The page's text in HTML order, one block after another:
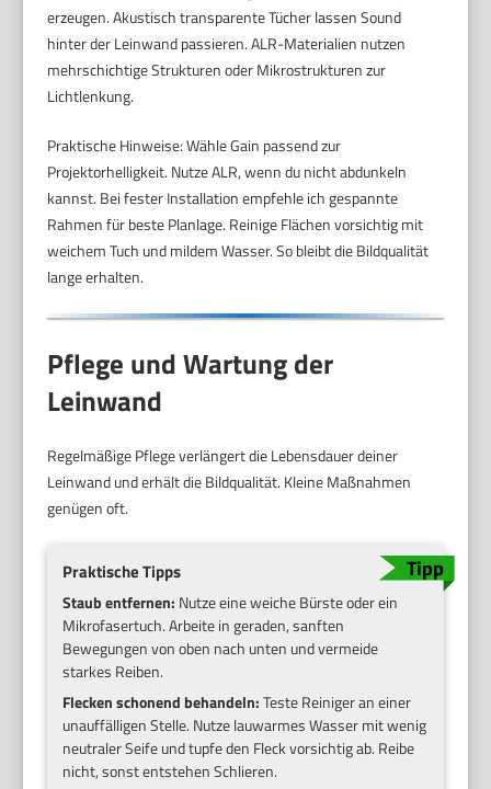
erzeugen. Akustisch transparente Tücher lassen Sound
hinter der Leinwand passieren. ALR-Materialien nutzen
mehrschichtige Strukturen oder Mikrostrukturen zur
Lichtlenkung.
Praktische Hinweise: Wähle Gain passend zur
Projektorhelligkeit. Nutze ALR, wenn du nicht abdunkeln
kannst. Bei fester Installation empfehle ich gespannte
Rahmen für beste Planlage. Reinige Flächen vorsichtig mit
weichem Tuch und mildem Wasser. So bleibt die Bildqualität
lange erhalten.
Pflege und Wartung der
Leinwand
Regelmäßige Pflege verlängert die Lebensdauer deiner
Leinwand und erhält die Bildqualität. Kleine Maßnahmen
genügen oft.
Praktische Tipps
Staub entfernen: Nutze eine weiche Bürste oder ein
Mikrofasertuch. Arbeite in geraden, sanften
Bewegungen von oben nach unten und vermeide
starkes Reiben.
Flecken schonend behandeln:Teste Reiniger an einer
unauffälligen Stelle. Nutze lauwarmes Wasser mit wenig
neutraler Seife und tupfe den Fleck vorsichtig ab. Reibe
nicht, sonst entstehen Schlieren.